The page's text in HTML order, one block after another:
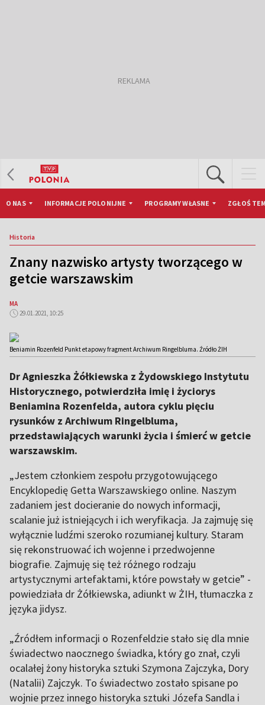
O NAS INFORMACJE POLONIJNE PROGRAMY WŁASNE ZGŁOŚ
Historia
Znany nazwisko artysty tworzącego w
getcie warszawskim
MA
29.01.2021, 10:25
Beniamin Rozenfeld Punkt etapowy fragment Archiwum Ringelbluma. Źródło ŻIH
Dr Agnieszka Żółkiewska z Żydowskiego Instytutu
Historycznego, potwierdziła imię i życiorys
Beniamina Rozenfelda, autora cyklu pięciu
rysunków z Archiwum Ringelbluma,
przedstawiających warunki życia i śmierć w getcie
warszawskim.
„Jestem członkiem zespołu przygotowującego
Encyklopedię Getta Warszawskiego online. Naszym
zadaniem jest docieranie do nowych informacji,
scalanie już istniejących i ich weryfikacja. Ja zajmuję się
wyłącznie ludźmi szeroko rozumianej kultury. Staram
się rekonstruować ich wojenne i przedwojenne
biografie. Zajmuję się też różnego rodzaju
artystycznymi artefaktami, które powstały w getcie” -
powiedziała dr Żółkiewska, adiunkt w ŻIH, tłumaczka z
języka jidysz.
„Źródłem informacji o Rozenfeldzie stało się dla mnie
świadectwo naocznego świadka, który go znał, czyli
ocalałej żony historyka sztuki Szymona Zajczyka, Dory
(Natalii) Zajczyk. To świadectwo zostało spisane po
wojnie przez innego historyka sztuki Józefa Sandla i